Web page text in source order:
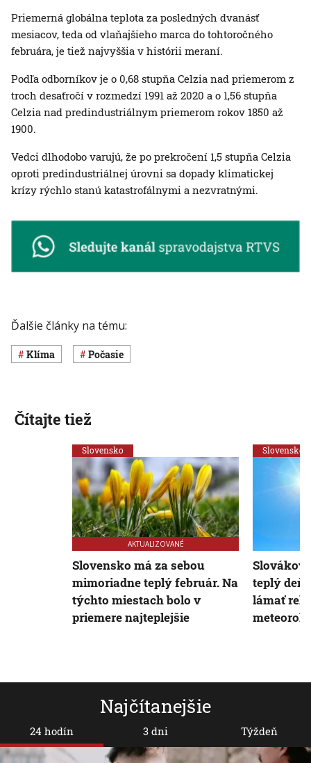
Priemerná globálna teplota za posledných dvanásť
mesiacov, teda od vlaňajšieho marca do tohtoročného
februára, je tiež najvyššia v histórii meraní.
Podľa odborníkov je o 0,68 stupňa Celzia nad priemerom z
troch desaťročí v rozmedzí 1991 až 2020 a o 1,56 stupňa
Celzia nad predindustriálnym priemerom rokov 1850 až
1900.
Vedci dlhodobo varujú, že po prekročení 1,5 stupňa Celzia
oproti predindustriálnej úrovni sa dopady klimatickej
krízy rýchlo stanú katastrofálnymi a nezvratnými.
Ďalšie články na tému:
klíma Počasie
Najčítanejšie
24 hodín 3 dni Týždeň
Čítajte tiež
Slovensko
AKTUALIZOVANÉ
Slovensko má za sebou
mimoriadne teplý február. Na
týchto miestach bolo v
priemere najteplejšie
Slovensko
Slovákov
teplý deň:
lámať